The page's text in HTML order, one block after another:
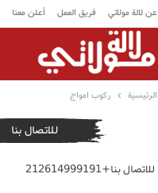
عن لالة مولاتي فريق العمل أعلن معنا
الرئيسية ركوب امواج
للاتصال بنا
للاتصال بنا+212614999191